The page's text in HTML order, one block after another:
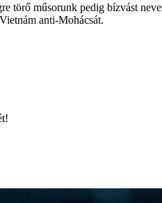
törő műsorunk pedig bízvást
anti-Mohácsát.